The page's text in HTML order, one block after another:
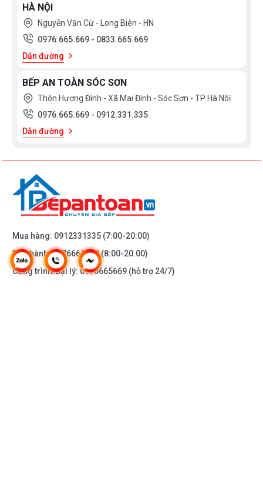
HÀ NỘI
Nguyễn Văn Cừ - Long Biên - HN
0976.665.669 - 0833.665.669
Dẫn đường
BẾP AN TOÀN SÓC SƠN
Thôn Hương Đình - Xã Mai Đình - Sóc Sơn - TP Hà Nôị
0976.665.669 - 0912.331.335
Dẫn đường
Mua hàng: 0912331335 (7:00-20:00)
Bảo hành:0976665669(8:00-20:00)
Công trình/Đại lý:0976665669 (hỗ trợ 24/7)